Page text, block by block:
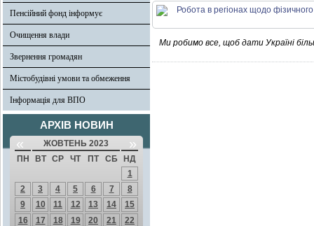
Пенсійний фонд інформує
Очищення влади
Звернення громадян
Містобудівні умови та обмеження
Інформація для ВПО
АРХІВ НОВИН
« ЖОВТЕНЬ 2023 »
ПН ВТ СР ЧТ ПТ СБ
НД
1
2
3 4 5 6 7
8
9
10 11 12 13 14
15
16
17 18 19 20 21
22
Ми робимо все, щоб дати Україні